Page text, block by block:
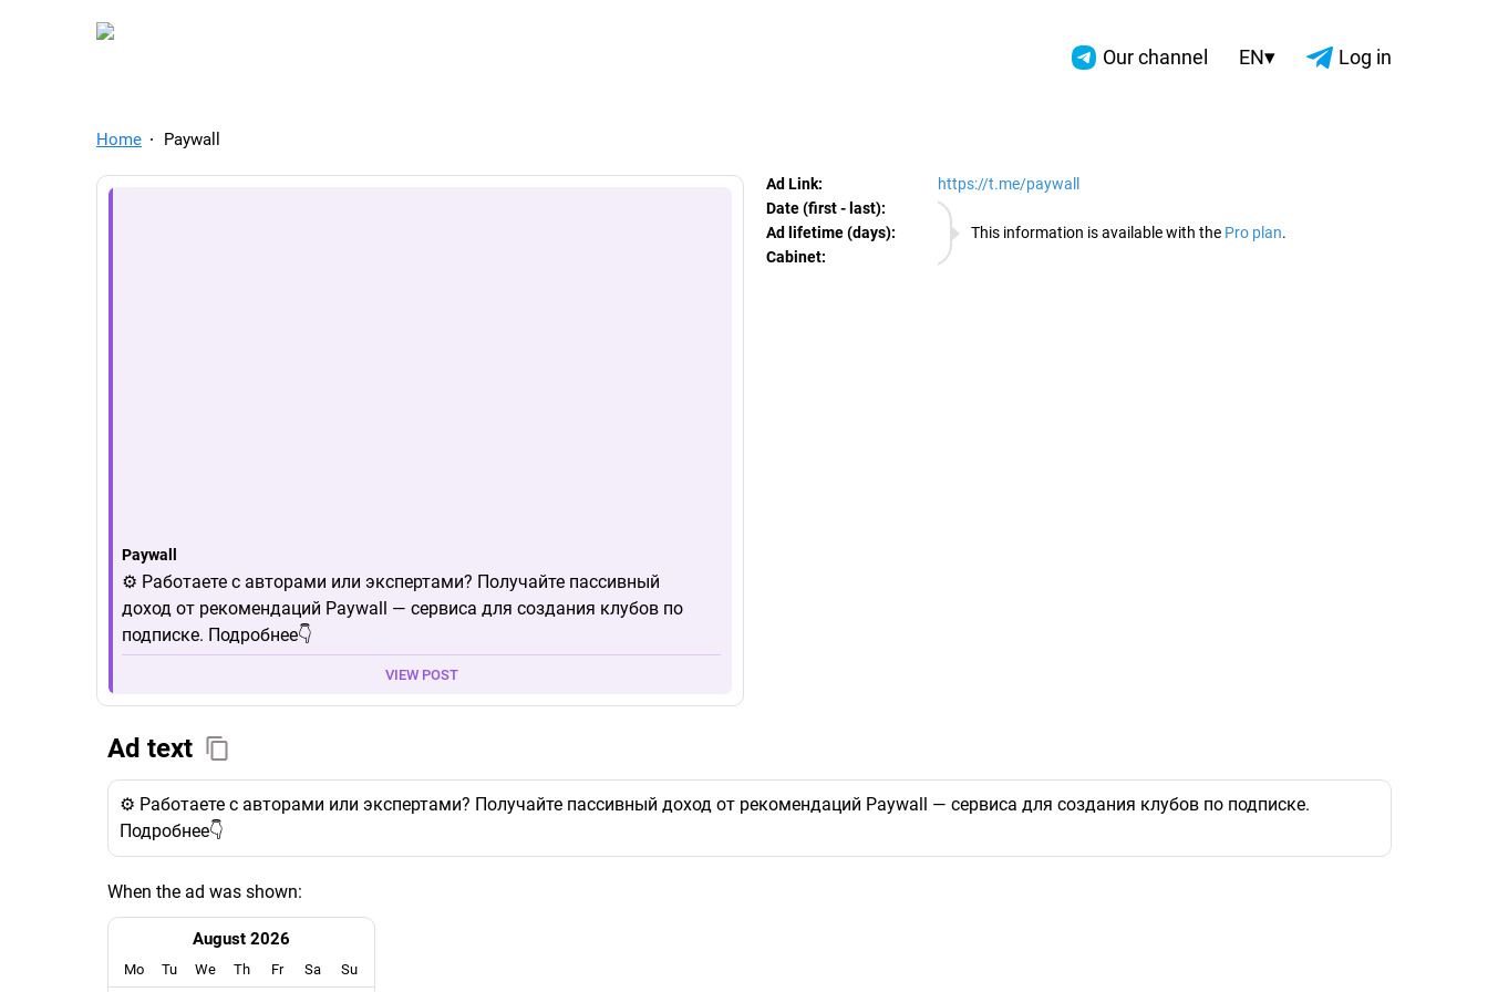
TelegramAds.com — Telegram Ads Spy Our channel EN▾ Log in
Home Paywall
Paywall
⚙️ Работаете с авторами или экспертами? Получайте пассивный
доход от рекомендаций Paywall — сервиса для создания клубов по
подписке. Подробнее👇
VIEW POST
Ad Link: https://t.me/paywall
This information is available with the Pro plan.
Date (first - last):
08.08.2026
Ad lifetime (days):
Cabinet:
EURO
Ad text
⚙️ Работаете с авторами или экспертами? Получайте пассивный доход от рекомендаций Paywall — сервиса для создания клубов по подписке.
Подробнее👇
When the ad was shown:
August 2026
Mo Tu We Th Fr Sa Su